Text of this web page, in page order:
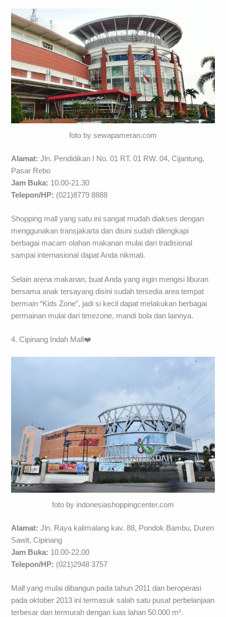
foto by sewapameran.com
Alamat: Jln. Pendidikan I No. 01 RT. 01 RW. 04, Cijantung,
Pasar Rebo
Jam Buka: 10.00-21.30
Telepon/HP: (021)8779 8888
Shopping mall yang satu ini sangat mudah diakses dengan
menggunakan transjakarta dan disini sudah dilengkapi
berbagai macam olahan makanan mulai dari tradisional
sampai internasional dapat Anda nikmati.
Selain arena makanan, buat Anda yang ingin mengisi liburan
bersama anak tersayang disini sudah tersedia area tempat
bermain “Kids Zone”, jadi si kecil dapat melakukan berbagai
permainan mulai dari timezone, mandi bola dan lainnya.
4. Cipinang Indah Mall❤️
foto by indonesiashoppingcenter.com
Alamat: Jln. Raya kalimalang kav. 88, Pondok Bambu, Duren
Sawit, Cipinang
Jam Buka: 10.00-22.00
Telepon/HP: (021)2948 3757
Mall yang mulai dibangun pada tahun 2011 dan beroperasi
pada oktober 2013 ini termasuk salah satu pusat perbelanjaan
terbesar dan termurah dengan luas lahan 50.000 m².